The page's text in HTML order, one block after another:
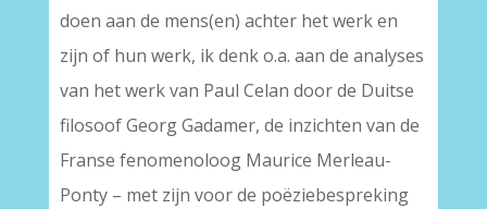
doen aan de mens(en) achter het werk en
zijn of hun werk, ik denk o.a. aan de analyses
van het werk van Paul Celan door de Duitse
filosoof Georg Gadamer, de inzichten van de
Franse fenomenoloog Maurice Merleau-
Ponty – met zijn voor de poëziebespreking